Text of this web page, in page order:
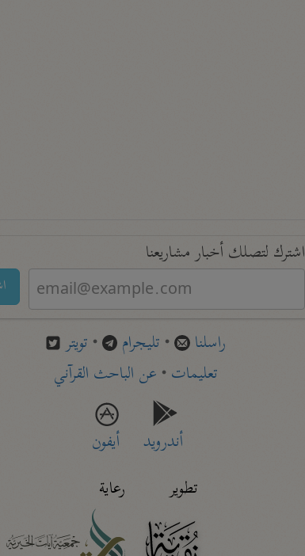
اشترك لتصلك أخبار مشاريعنا
راسلنا • تليجرام • تويتر
تعليمات• عن الباحث القرآني
أندرويد
أيفون
تطوير
رعاية